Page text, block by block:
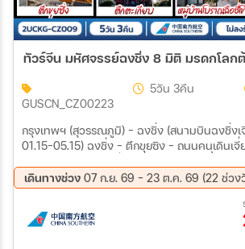
GUSCN_CZ00223
5วัน 3คืน
กรุงเทพฯ (สุวรรณภูมิ) – ฉงชิ่ง (สนามบินฉงชิ่งเ
01.15-05.15) ฉงชิ่ง – ตึกขุยซิง – ถนนคนเดินเจี่
– ผาหินแกะสลักแห่งต้าจู๋ – ถนนคนเดินเอ๋อหลิง
OPTIONAL TOUR : ล่องเรือชมแม่น้ำเหลี่ยงเจี
ท่าน – อู่หลง – หลุมฟ้าสามสะพานสวรรค์ (รวมร
ระเบียงแก้ว) – อุทยานเขานางฟ้า (รวมรถราง)–
เดินทางช่วง 07 ก.ย. 69 - 23 ต.ค. 69 (22 ช่วง
09 ก.ย.
11 ก.ย. 69 - 15 ก.ย. 69
13 ก.ย.
15 ก.ย. 69 - 19 ก.ย. 69
17 ก.ย.